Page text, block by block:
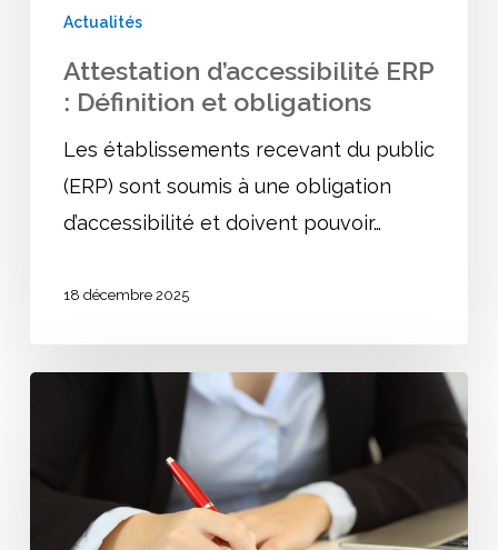
Actualités
Attestation d’accessibilité ERP
: Définition et obligations
Les établissements recevant du public
(ERP) sont soumis à une obligation
d’accessibilité et doivent pouvoir…
18 décembre 2025
notice